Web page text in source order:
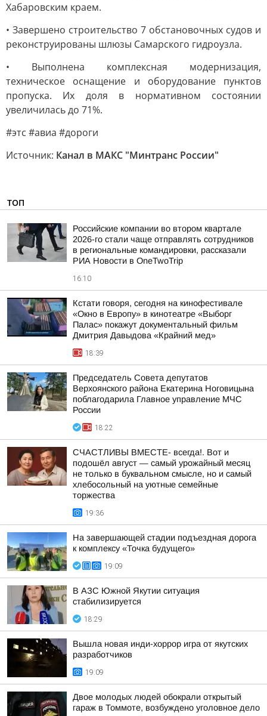
Хабаровским краем.
• Завершено строительство 7 обстановочных судов и
реконструированы шлюзы Самарского гидроузла.
• Выполнена комплексная модернизация,
техническое оснащение и оборудование пунктов
пропуска. Их доля в нормативном состоянии
увеличилась до 71%.
#этс #авиа #дороги
Источник: Канал в МАКС "Минтранс России"
ТОП
Российские компании во втором квартале
2026-го стали чаще отправлять сотрудников
в региональные командировки, рассказали
РИА Новости в OneTwoTrip
16:10
Кстати говоря, сегодня на кинофестивале
«Окно в Европу» в кинотеатре «Выборг
Палас» покажут документальный фильм
Дмитрия Давыдова «Крайний мед»
18:39
Председатель Совета депутатов
Верхоянского района Екатерина Ноговицына
поблагодарила Главное управление МЧС
России
18:22
СЧАСТЛИВЫ ВМЕСТЕ- всегда!. Вот и
подошёл август — самый урожайный месяц
не только в буквальном смысле, но и самый
хлебосольный на уютные семейные
торжества
19:36
На завершающей стадии подъездная дорога
к комплексу «Точка будущего»
19:09
В АЗС Южной Якутии ситуация
стабилизируется
18:29
Вышла новая инди-хоррор игра от якутских
разработчиков
19:09
Двое молодых людей обокрали открытый
гараж в Томмоте, возбуждено уголовное дело